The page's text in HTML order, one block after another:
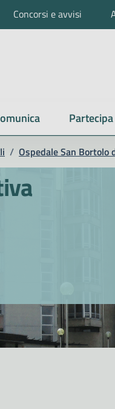
Concorsi e avvisi
Partecipa
/ Ospedale San Bortolo